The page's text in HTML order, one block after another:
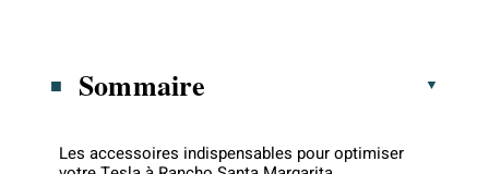
Sommaire
Les accessoires indispensables pour optimiser